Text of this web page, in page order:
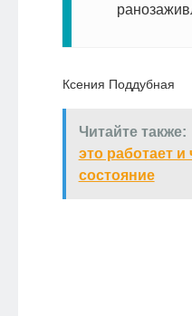
Ксения Поддубная
Читайте также:
это работает
состояние